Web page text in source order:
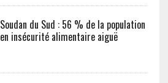
Soudan du Sud : 56 % de la population
en insécurité alimentaire aiguë